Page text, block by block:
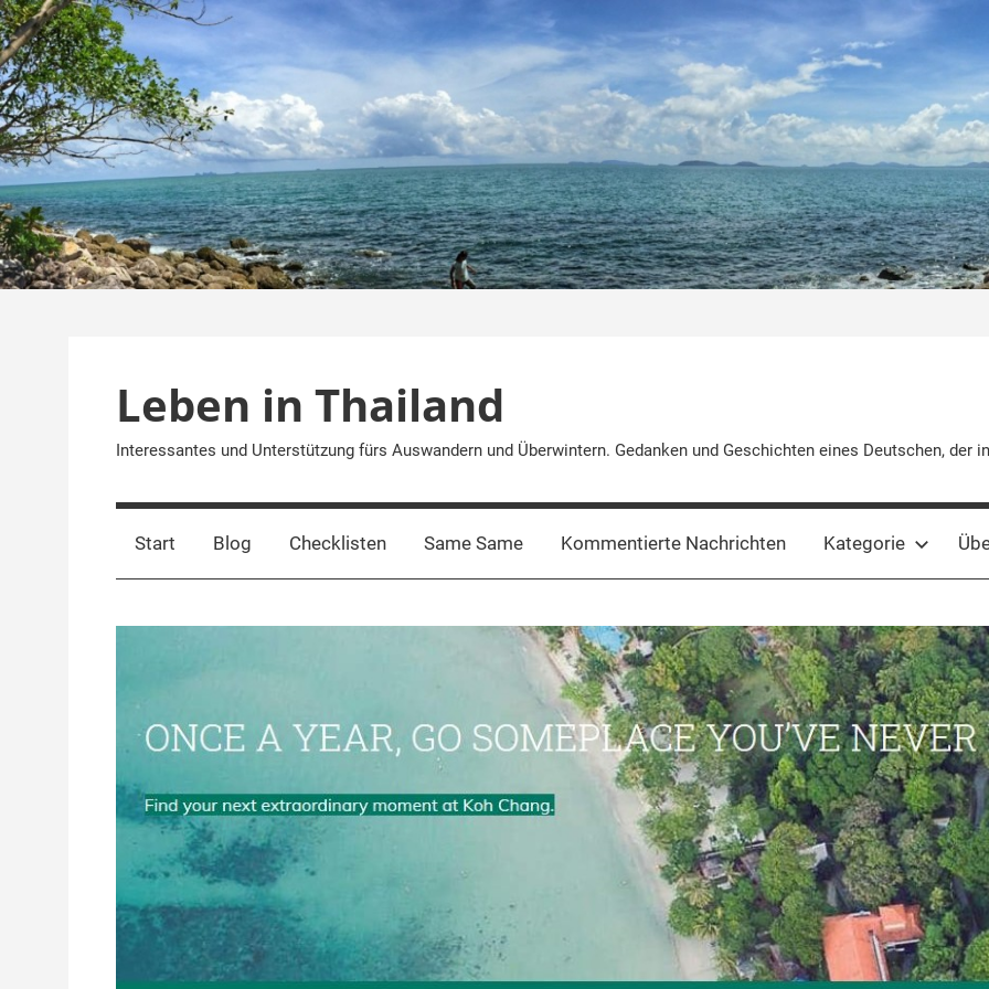
Zum
Inhalt
springen
Leben in Thailand
Interessantes und Unterstützung fürs Auswandern und Überwintern. Gedanken und Geschichten eines Deutschen, der
Start Blog Checklisten Same Same Kommentierte Nachrichten Kategorie